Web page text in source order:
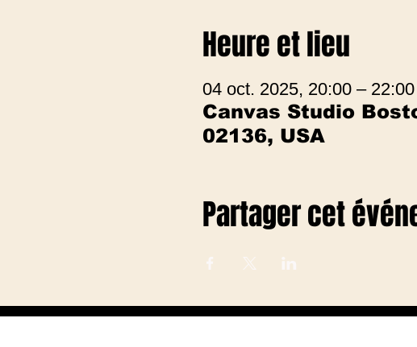
Heure et lieu
04 oct. 2025, 20:00 –
Canvas Studio
02136, USA
Partager cet